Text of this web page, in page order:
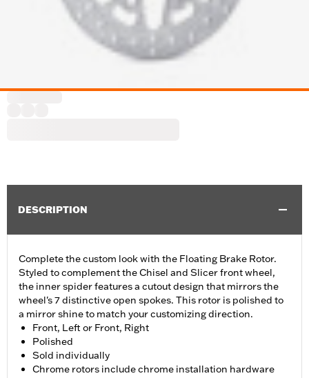
DESCRIPTION
Complete the custom look with the Floating Brake Rotor.
Styled to complement the Chisel and Slicer front wheel,
the inner spider features a cutout design that mirrors the
wheel's 7 distinctive open spokes. This rotor is polished to
a mirror shine to match your customizing direction.
Front, Left or Front, Right
Polished
Sold individually
Chrome rotors include chrome installation hardware